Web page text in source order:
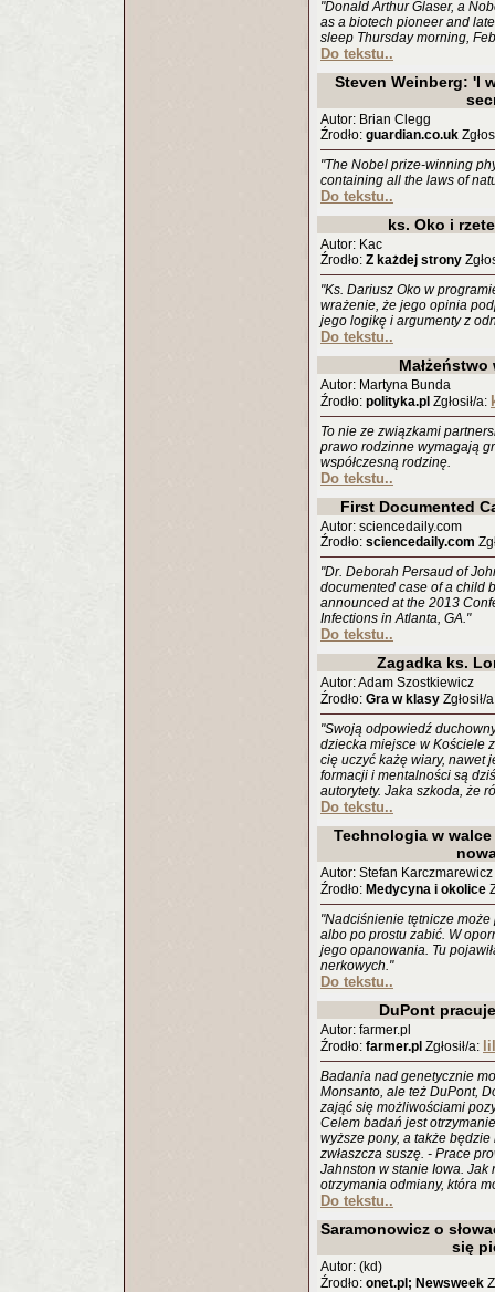
"Donald Arthur Glaser, a
as a biotech pioneer and
sleep Thursday morning,
Do tekstu..
Steven Weinberg: 'I
Autor: Brian Clegg
Źrodło: guardian.co.uk
"The Nobel prize-winning
containing all the laws of
Do tekstu..
ks. Oko i
Autor: Kac
Źrodło: Z każdej strony
"Ks. Dariusz Oko w
wrażenie, że jego opinia
jego logikę i argumenty z
Do tekstu..
Autor: Martyna Bunda
Źrodło: polityka.pl Zgłosił/a:
To nie ze związkami
prawo rodzinne wymagają
współczesną rodzinę.
Do tekstu..
First Documented
Autor: sciencedaily.com
Źrodło: sciencedaily.com
"Dr. Deborah Persaud of
documented case of a child
announced at the 2013
Infections in Atlanta, GA."
Do tekstu..
Zagadka ks.
Autor: Adam Szostkiewicz
Źrodło: Gra w klasy Zgłosił/
"Swoją odpowiedź
dziecka miejsce w Kościele
cię uczyć każę wiary, nawet
formacji i mentalności są
autorytety. Jaka szkoda, że
Do tekstu..
Technologia w
Autor: Stefan Karczmarewicz
Źrodło: Medycyna i okolice
"Nadciśnienie tętnicze
albo po prostu zabić. W
jego opanowania. Tu
nerkowych."
Do tekstu..
DuPont
Autor: farmer.pl
Źrodło: farmer.pl Zgłosił/a:
Badania nad genetycznie
Monsanto, ale też DuPont,
zająć się możliwościami
Celem badań jest
wyższe pony, a także
zwłaszcza suszę. - Prace
Jahnston w stanie Iowa.
otrzymania odmiany, która
Do tekstu..
Saramonowicz o
się
Autor: (kd)
Źrodło: onet.pl; Newsweek